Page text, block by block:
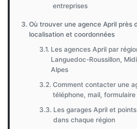
entreprises
Où trouver une agence April près
localisation et coordonnées
Les agences April par
Languedoc-Roussillon,
Alpes
Comment contacter une
téléphone, mail, formulaire
Les garages April et
dans chaque région